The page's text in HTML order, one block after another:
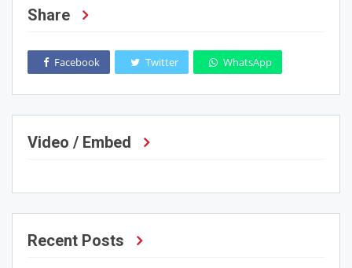
Share
Facebook Twitter WhatsApp
Video / Embed
Recent Posts